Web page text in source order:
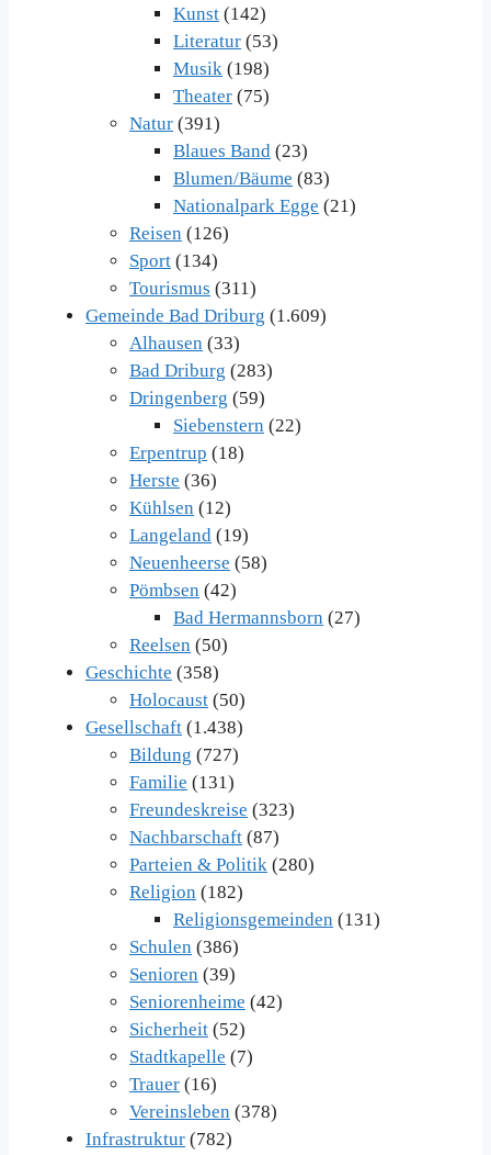
Kunst (142)
Literatur (53)
Musik (198)
Theater (75)
Natur (391)
Blaues Band (23)
Blumen/Bäume (83)
Nationalpark Egge (21)
Reisen (126)
Sport (134)
Tourismus (311)
Gemeinde Bad Driburg (1.609)
Alhausen (33)
Bad Driburg (283)
Dringenberg (59)
Siebenstern (22)
Erpentrup (18)
Herste (36)
Kühlsen (12)
Langeland (19)
Neuenheerse (58)
Pömbsen (42)
Bad Hermannsborn (27)
Reelsen (50)
Geschichte (358)
Holocaust (50)
Gesellschaft (1.438)
Bildung (727)
Familie (131)
Freundeskreise (323)
Nachbarschaft (87)
Parteien & Politik (280)
Religion (182)
Religionsgemeinden (131)
Schulen (386)
Senioren (39)
Seniorenheime (42)
Sicherheit (52)
Stadtkapelle (7)
Trauer (16)
Vereinsleben (378)
Infrastruktur (782)